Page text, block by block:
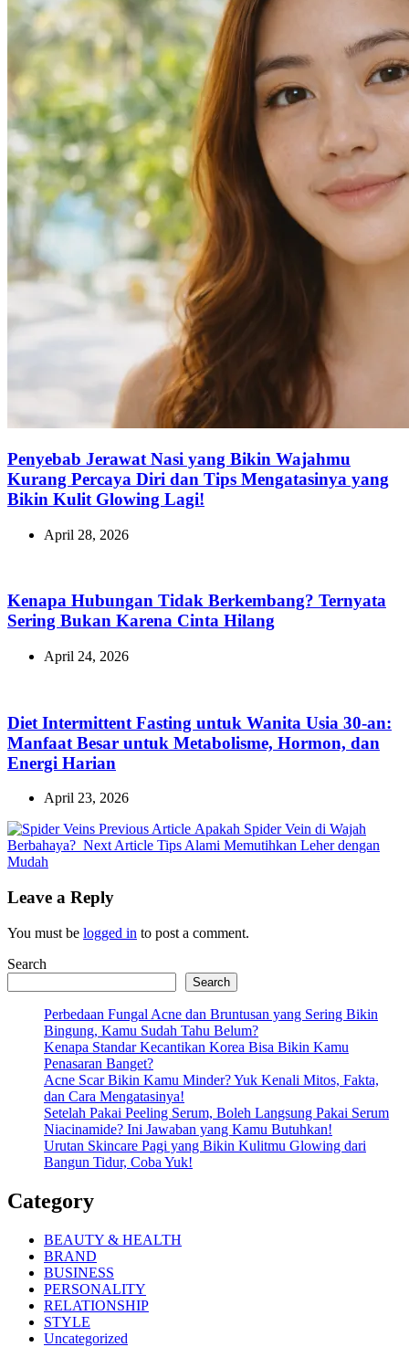
Penyebab Jerawat Nasi yang Bikin Wajahmu
Kurang Percaya Diri dan Tips Mengatasinya yang
Bikin Kulit Glowing Lagi!
April 28, 2026
Kenapa Hubungan Tidak Berkembang? Ternyata
Sering Bukan Karena Cinta Hilang
April 24, 2026
Diet Intermittent Fasting untuk Wanita Usia 30-an:
Manfaat Besar untuk Metabolisme, Hormon, dan
Energi Harian
April 23, 2026
Previous Article Previous
Post:
Apakah Spider Vein di Wajah
Berbahaya? Next Article Next
Tips Alami Memutihkan Leher dengan
Mudah
Leave a Reply
You must be logged in to post a comment.
Search
Search
Perbedaan Fungal Acne dan Bruntusan yang Sering Bikin
Bingung, Kamu Sudah Tahu Belum?
Kenapa Standar Kecantikan Korea Bisa Bikin Kamu
Penasaran Banget?
Acne Scar Bikin Kamu Minder? Yuk Kenali Mitos, Fakta,
dan Cara Mengatasinya!
Setelah Pakai Peeling Serum, Boleh Langsung Pakai Serum
Niacinamide? Ini Jawaban yang Kamu Butuhkan!
Urutan Skincare Pagi yang Bikin Kulitmu Glowing dari
Bangun Tidur, Coba Yuk!
Category
BEAUTY & HEALTH
BRAND
BUSINESS
PERSONALITY
RELATIONSHIP
STYLE
Uncategorized